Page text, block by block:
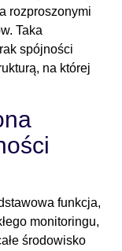
rozproszonymi
Taka
spójności
na której
funkcja,
monitoringu,
środowisko